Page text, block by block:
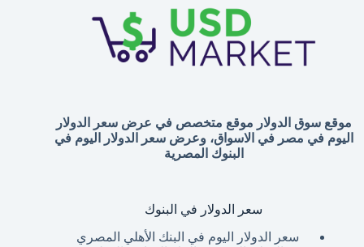
موقع سوق الدولار موقع متخصص في عرض سعر الدولار
اليوم في مصر في الاسواق، وعرض سعر الدولار اليوم في
البنوك المصرية
سعر الدولار في البنوك
سعر الدولار اليوم في البنك الأهلي المصري